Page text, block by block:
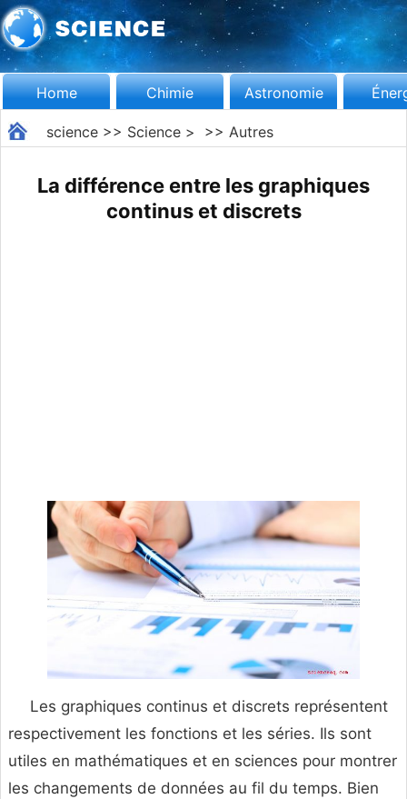
Home Chimie Astronomie
science>> Science> >> Autres
La différence entre les graphiques
continus et discrets
Les graphiques continus et discrets représentent
respectivement les fonctions et les séries. Ils sont
utiles en mathématiques et en sciences pour montrer
les changements de données au fil du temps. Bien